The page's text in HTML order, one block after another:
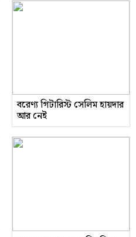
বরেণ্য গিটারিস্ট সেলিম হায়দার
আর নেই